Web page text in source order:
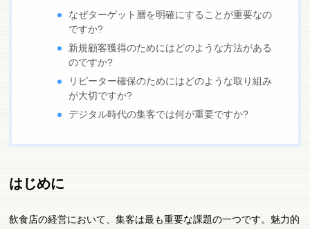
なぜターゲット層を明確にすることが重要なの
ですか?
新規顧客獲得のためにはどのような方法がある
のですか?
リピーター確保のためにはどのような取り組み
が大切ですか?
デジタル時代の集客では何が重要ですか?
はじめに
飲食店の経営において、集客は最も重要な課題の一つです。魅力的